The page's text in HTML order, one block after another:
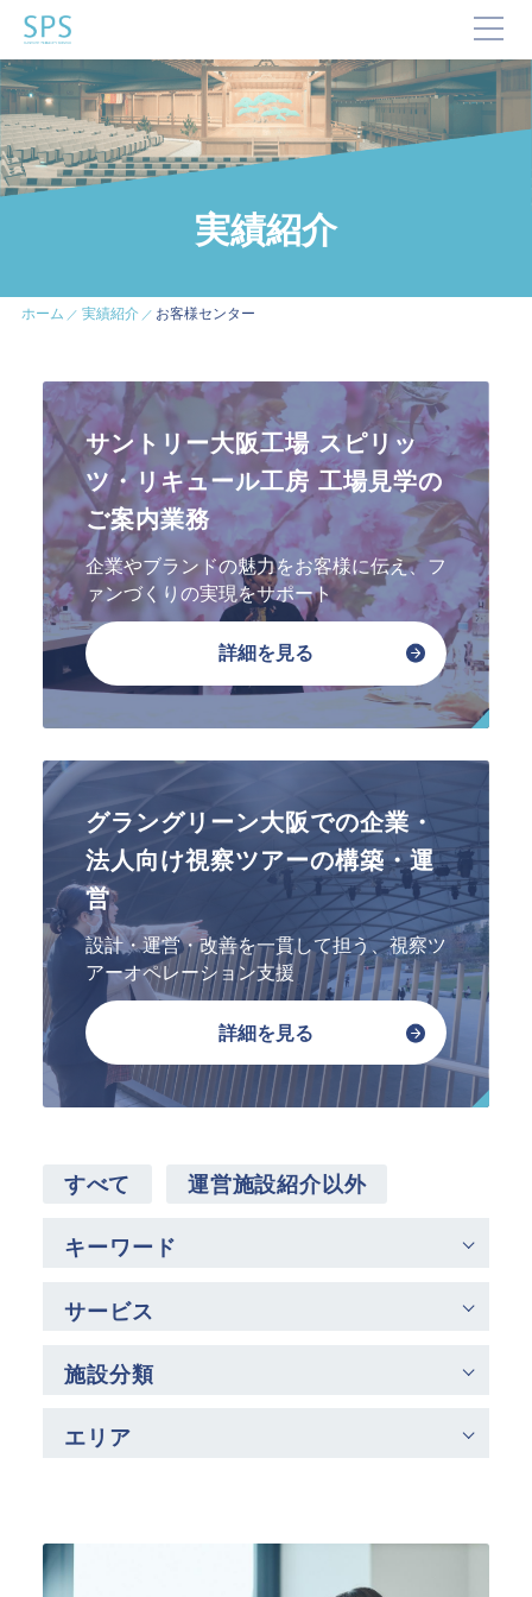
TOP
SPSが選ばれる理由
事業内容と提供サービス
企業・ブランドの価値向上
イベント企画・運営
ビジネスサポート
文化・芸術振興や地域活性化
文化施設運営
指定管理
文化施設コンサルティング
事業企画制作
文化施策策定支援
サービスDX・デジタル活用
運営施設・実績紹介
お役立ち情報
採用情報
企業情報
トップメッセージ
企業理念
会社概要・アクセス
SPSの歴史
実績紹介
ホーム 実績紹介 お客様センター
サントリー大阪工場 スピリッ
ツ・リキュール工房 工場見学の
ご案内業務
企業やブランドの魅力をお客様に伝え、フ
ァンづくりの実現をサポート
詳細を見る
グラングリーン大阪での企業・
法人向け視察ツアーの構築・運
営
設計・運営・改善を一貫して担う、視察ツ
アーオペレーション支援
詳細を見る
すべて 運営施設紹介以外
キーワード
サービス
施設分類
エリア